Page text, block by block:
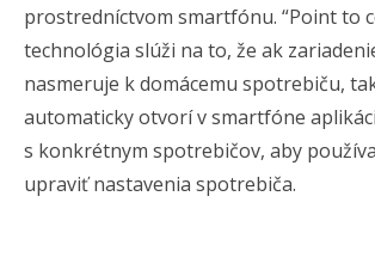
prostredníctvom smartfónu. “Point to
technológia slúži na to, že ak
nasmeruje k domácemu spotrebiču,
automaticky otvorí v smartfóne
s konkrétnym spotrebičov, aby
upraviť nastavenia spotrebiča.